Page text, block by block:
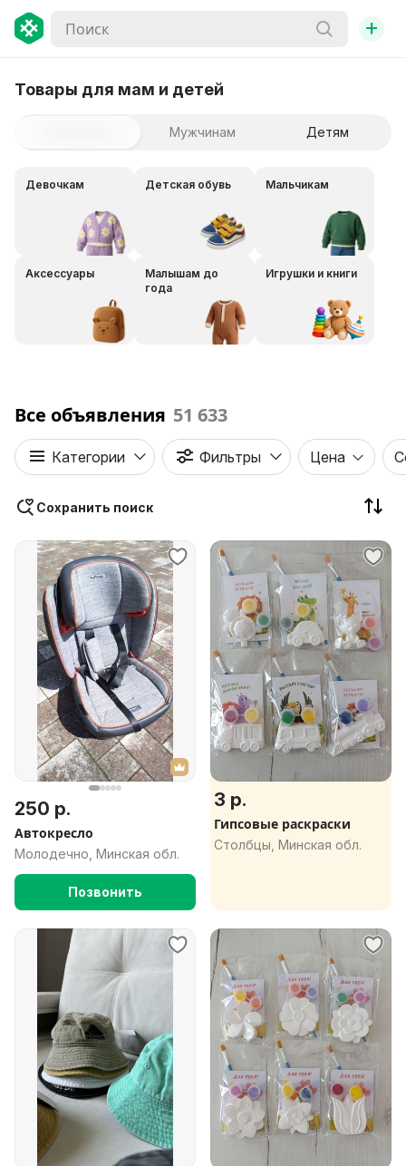
+
Товары для мам и детей
Мужчинам Детям
Девочкам Детская обувь Мальчикам
Аксессуары
Малышам до
года
Игрушки и книги
Все объявления 51 633
Категории Фильтры Цена
Сохранить поиск
250 р.
Автокресло
Молодечно, Минская обл.
Позвонить
3 р.
Гипсовые раскраски
Столбцы, Минская обл.